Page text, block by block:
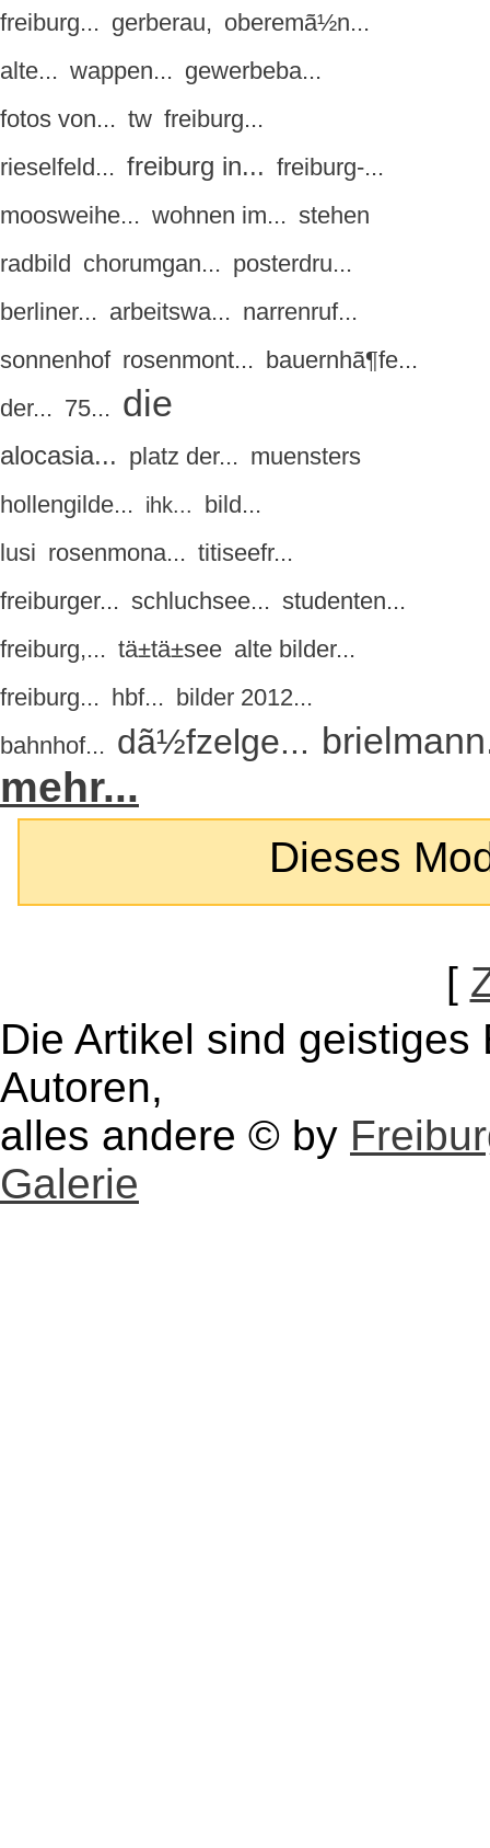
freiburg... gerberau, oberemã½n...
alte... wappen... gewerbeba...
fotos von... tw freiburg...
rieselfeld... freiburg in... freiburg-...
moosweihe... wohnen im... stehen
radbild chorumgan... posterdru...
berliner... arbeitswa... narrenruf...
sonnenhof rosenmont... bauernhã¶fe...
der... 75... die
alocasia... platz der... muensters
hollengilde...
ihk...
bild...
lusi rosenmona... titiseefr...
freiburger... schluchsee... studenten...
freiburg,... tä±tä±see alte bilder...
freiburg... hbf... bilder 2012...
bahnhof... dã½fzelge...
mehr...
Dieses
[
Die Artikel sind
Autoren,
alles andere © by
Galerie